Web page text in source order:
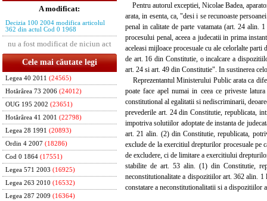
A modificat:
Decizia 100 2004 modifica articolul
362 din actul Cod 0 1968
nu a fost modificat de niciun act
Cele mai căutate legi
Legea 40 2011 (24565)
Hotărârea 73 2006 (24012)
OUG 195 2002 (23651)
Hotărârea 41 2001 (22798)
Legea 28 1991 (20893)
Ordin 4 2007 (18286)
Cod 0 1864 (17551)
Legea 571 2003 (16925)
Legea 263 2010 (16532)
Legea 287 2009 (16364)
Pentru autorul exceptiei, Nicolae Badea,
arata, in esenta, ca, "desi i se recunoaste
penal in calitate de parte vatamata (art. 24 alin.
procesului penal, aceea a judecatii in prima
aceleasi mijloace procesuale cu ale celorlalte
de art. 16 din Constitutie, o incalcare a
art. 24 si art. 49 din Constitutie". In sustinerea
Reprezentantul Ministerului Public arata ca
poate face apel numai in ceea ce priveste
constitutional al egalitatii si nediscriminarii,
prevederile art. 24 din Constitutie, republicata,
impotriva solutiilor adoptate de instanta de
art. 21 alin. (2) din Constitutie, republicata,
exclude de la exercitiul drepturilor procesuale pe
de excludere, ci de limitare a exercitiului
stabilite de art. 53 alin. (1) din Constitutie,
neconstitutionalitate a dispozitiilor art. 362 alin.
constatare a neconstitutionalitatii si a dispozitiilor